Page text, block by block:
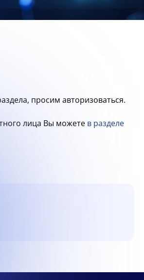
просим авторизоваться.
лица Вы можете в разделе